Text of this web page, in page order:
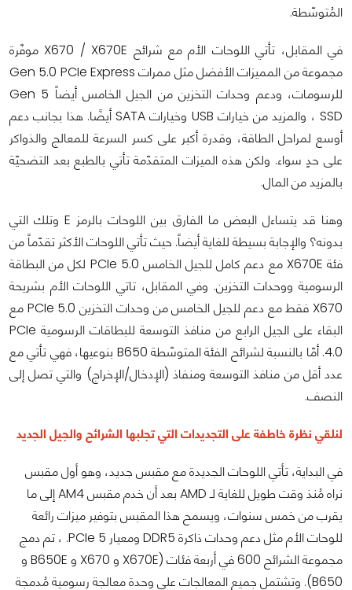
المُتوسّطة.
في المقابل، تأتي اللوحات الأم مع شرائح X670 / X670E موفّرة
مجموعة من المميزات الأفضل مثل ممرات Gen 5.0 PCIe Express
للرسومات، ودعم وحدات التخزين من الجيل الخامس أيضاً Gen 5
SSD ، والمزيد من خيارات USB وخيارات SATA أيضًا. هذا بجانب دعم
أوسع لمراحل الطاقة، وقدرة أكبر على كسر السرعة للمعالج والذواكر
على حدٍ سواء. ولكن هذه الميزات المتقدّمة تأتي بالطبع بعد التضحيّة
بالمزيد من المال.
وهنا قد يتساءل البعض ما الفارق بين اللوحات بالرمز E وتلك التي
بدونه؟ والإجابة بسيطة للغاية أيضاً. حيث تأتي اللوحات الأكثر تقدّماً من
فئة X670E مع دعم كامل للجيل الخامس PCIe 5.0 لكل من البطاقة
الرسومية ووحدات التخزين. وفي المقابل، تاتي اللوحات الأم بشريحة
X670 فقط مع دعم للجيل الخامس من وحدات التخزين PCIe 5.0 مع
البقاء على الجيل الرابع من منافذ التوسعة للبطاقات الرسومية PCIe
4.0. أمّا بالنسبة لشرائح الفئة المتوسّطة B650 بنوعيها، فهي تأتي مع
عدد أقل من منافذ التوسعة ومنفاذ (الإدخال/الإخراج) والتي تصل إلى
النصف.
لنلقي نظرة خاطفة على التجديدات التي تجلبها الشرائح والجيل الجديد
في البداية، تأتي اللوحات الجديدة مع مقبس جديد، وهو أول مقبس
نراه مُنذ وقت طويل للغاية لـ AMD بعد أن خدم مقبس AM4 إلى ما
يقرب من خمس سنوات، ويسمح هذا المقبس بتوفير ميزات رائعة
للوحات الأم مثل دعم وحدات ذاكرة DDR5 ومعيار PCIe 5. ، تم دمج
مجموعة الشرائح 600 في أربعة فئات (X670E و X670 و B650E و
B650). وتشتمل جميع المعالجات على وحدة معالجة رسومية مُدمجة